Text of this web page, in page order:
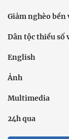
Giảm nghèo bền
Dân tộc thiểu số
English
Ảnh
Multimedia
24h qua